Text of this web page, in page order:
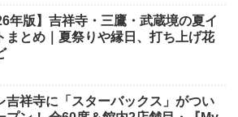
年版】吉祥寺・三鷹・武蔵境の夏イ
まとめ｜夏祭りや縁日、打ち上げ花
吉祥寺に「スターバックス」がつい